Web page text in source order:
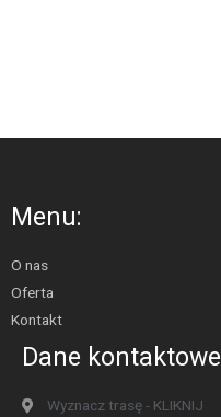
Menu:
O nas
Oferta
Kontakt
Dane kontaktowe
Wyznacz trasę - KLIKNIJ